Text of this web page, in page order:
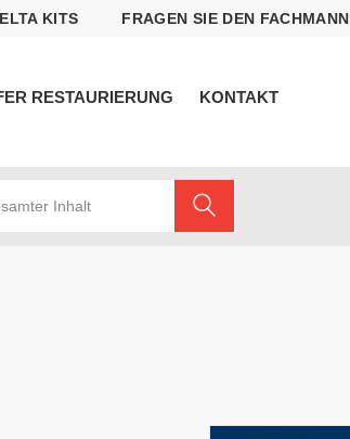
KITS FRAGEN SIE DEN FACHMANN
RESTAURIERUNG KONTAKT
Inhalt